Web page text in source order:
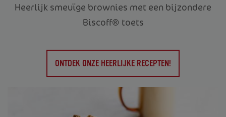
Heerlijk smeuïge brownies met een bijzondere
Biscoff® toets
ONTDEK ONZE HEERLIJKE RECEPTEN!